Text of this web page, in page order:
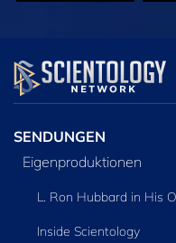
ANSEHEN
SENDUNGEN
Eigenproduktionen
L. Ron Hubbard in His
Inside Scientology